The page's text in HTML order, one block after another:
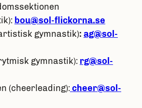
bou@sol-flickorna.se
gymnastik): ag@sol-
gymnastik): rg@sol-
(cheerleading): cheer@sol-